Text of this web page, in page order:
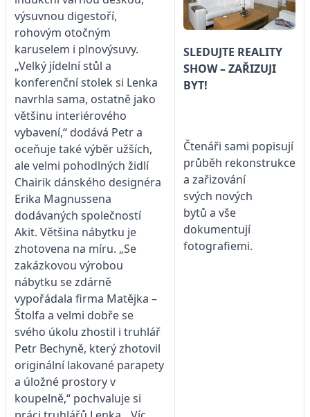
výsuvnou digestoří,
rohovým otočným
karuselem i plnovýsuvy.
„Velký jídelní stůl a
konferenční stolek si Lenka
navrhla sama, ostatně jako
většinu interiérového
vybavení,“ dodává Petr a
oceňuje také výběr užších,
ale velmi pohodlných židlí
Chairik dánského designéra
Erika Magnussena
dodávaných společností
Akit. Většina nábytku je
zhotovena na míru. „Se
zakázkovou výrobou
nábytku se zdárně
vypořádala firma Matějka –
Štolfa a velmi dobře se
svého úkolu zhostil i truhlář
Petr Bechyně, který zhotovil
originální lakované parapety
a úložné prostory v
koupelně,“ pochvaluje si
SLEDUJTE REALITY
SHOW – ZAŘIZUJI
BYT!
Čtenáři sami popisují
průběh rekonstrukce
a zařizování
svých nových
bytů a vše
dokumentují
fotografiemi.